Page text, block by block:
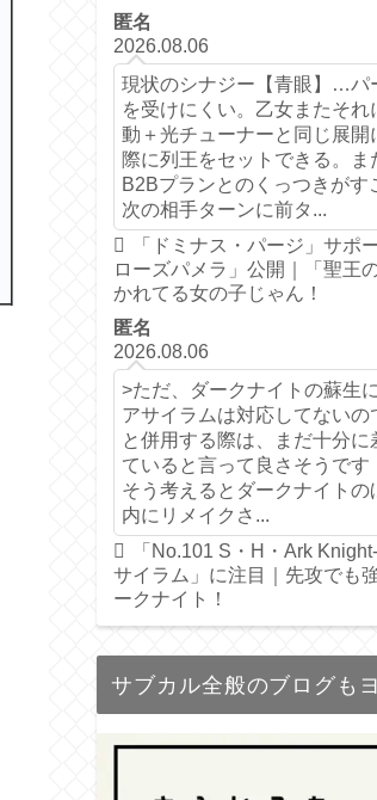
匿名
2026.08.06
現状のシナジー【青眼】…パ
を受けにくい。乙女またそれ
動＋光チューナーと同じ展開
際に列王をセットできる。ま
B2Bプランとのくっつきがす
次の相手ターンに前タ...
「ドミナス・パージ」サポ
ローズパメラ」公開｜「聖王
かれてる女の子じゃん！
匿名
2026.08.06
>ただ、ダークナイトの蘇生
アサイラムは対応してないの
と併用する際は、まだ十分に
ていると言って良さそうです
そう考えるとダークナイトの
内にリメイクさ...
「No.101 S・H・Ark
サイラム」に注目｜先攻でも
ークナイト！
サブカル全般のブログも